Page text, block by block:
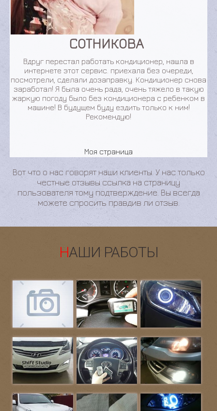
СОТНИКОВА
Вдруг перестал работать кондиционер, нашла в
интернете этот сервис. приехала без очереди,
посмотрели, сделали дозаправку. Кондиционер снова
заработал! Я была очень рада, очень тяжело в такую
жаркую погоду было без кондиционера с ребенком в
машине! В будущем буду ездить только к ним!
Рекомендую!
Моя страница
Вот что о нас говорят наши клиенты. У нас только
честные отзывы ссылка на страницу
пользователя тому подтверждение. Вы всегда
можете спросить правдив ли отзыв.
НАШИ РАБОТЫ